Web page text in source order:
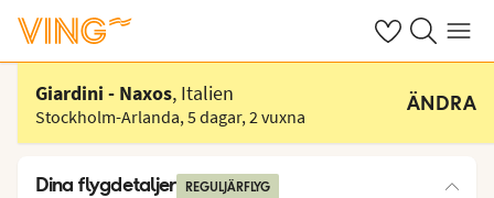
Se dinaSök på ving.se
Meny
Välj hotell
Giardini - Naxos, Italien
Stockholm-Arlanda,5 dagar,2 vuxna
ÄNDRA
Dina flygdetaljer REGULJÄRFLYG